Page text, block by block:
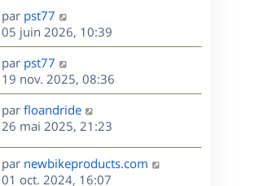
e
s
s
a
g
e
n
i
e
r
m
e
s
s
a
g
e
D
e
r
n
i
e
r
m
e
s
s
par pst77
05 juin 2026, 10:39
D
e
r
n
i
r
m
par pst77
19 nov. 2025, 08:36
D
e
i
par floandride
26 mai 2025, 21:23
D
e
par newbikeproducts.com
01 oct. 2024, 16:07